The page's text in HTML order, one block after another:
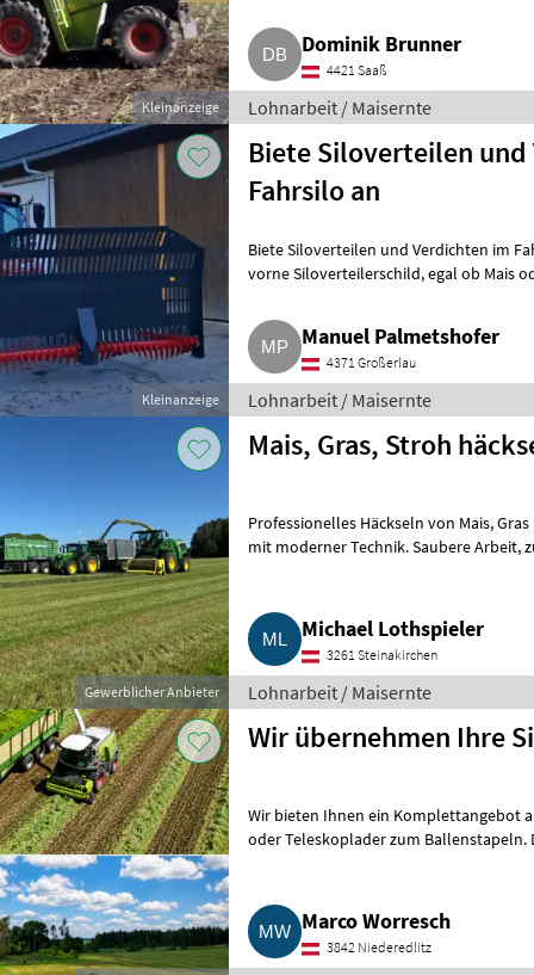
Kleinanzeige
Dominik Brunner
4421 Saaß
Lohnarbeit / Maisernte
Kleinanzeige
Biete Siloverteilen
Fahrsilo an
Biete Siloverteilen und Verdichten im
vorne Siloverteilerschild, egal ob Mais oder Gras. Bei Interesse gerne melden.
Manuel Palmetshofer
4371 Großerlau
Lohnarbeit / Maisernte
Gewerblicher Anbieter
Mais, Gras, Stroh
Professionelles Häckseln von Mais, Gras und Stroh. Schlagkräftiges Häckseln
mit moderner Technik. Saubere Arbeit, zuverlässige Termine und flexible
Michael Lothspieler
3261 Steinakirchen
Lohnarbeit / Maisernte
Wir übernehmen Ihre
Wir bieten Ihnen ein Komplettangebot an, vom Häcksler bis zum
oder Teleskoplader zum Ballenstapeln.
Marco Worresch
3842 Niederedlitz